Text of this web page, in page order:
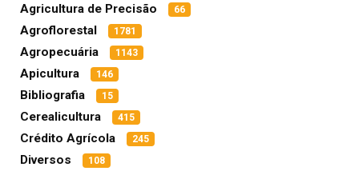
Agricultura de Precisão 66
Agroflorestal 1781
Agropecuária 1143
Apicultura 146
Bibliografia 15
Cerealicultura 415
Crédito Agrícola 245
Diversos 108